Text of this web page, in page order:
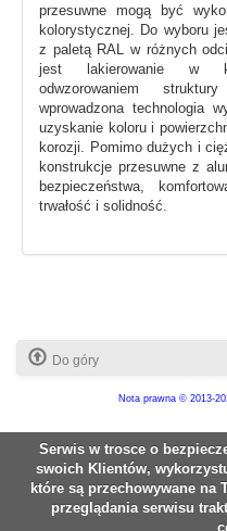
przesuwne mogą być
kolorystycznej. Do wyboru
z paletą RAL w różnych
jest lakierowanie w
odwzorowaniem
wprowadzona technologia
uzyskanie koloru i
korozji. Pomimo dużych i
konstrukcje przesuwne z
bezpieczeństwa,
trwałość i solidność.
Do góry
Nota prawna © 2013-
Serwis w trosce o
swoich Klientów,
które są przechowywane na
przeglądania serwisu